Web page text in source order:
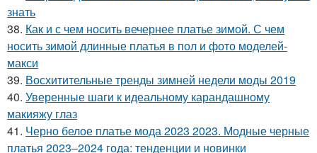
знать
38. Как и с чем носить вечернее платье зимой. С чем
носить зимой длинные платья в пол и фото моделей-
макси
39. Восхитительные тренды зимней недели моды 2019
40. Уверенные шаги к идеальному карандашному
макияжу глаз
41. Черно белое платье мода 2023 2023. Модные черные
платья 2023–2024 года: тенденции и новинки